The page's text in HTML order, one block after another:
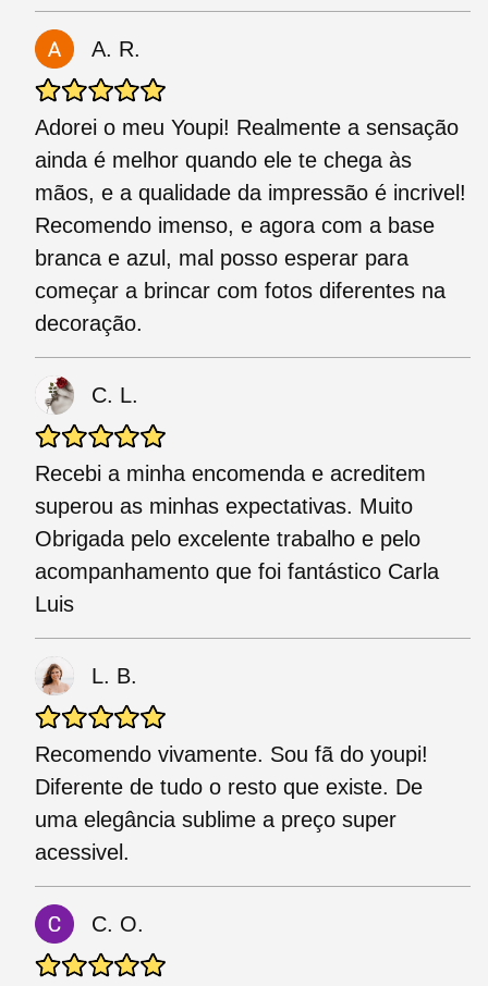
A. R.
Adorei o meu Youpi! Realmente a sensação
ainda é melhor quando ele te chega às
mãos, e a qualidade da impressão é incrivel!
Recomendo imenso, e agora com a base
branca e azul, mal posso esperar para
começar a brincar com fotos diferentes na
decoração.
C. L.
Recebi a minha encomenda e acreditem
superou as minhas expectativas. Muito
Obrigada pelo excelente trabalho e pelo
acompanhamento que foi fantástico Carla
Luis
L. B.
Recomendo vivamente. Sou fã do youpi!
Diferente de tudo o resto que existe. De
uma elegância sublime a preço super
acessivel.
C. O.